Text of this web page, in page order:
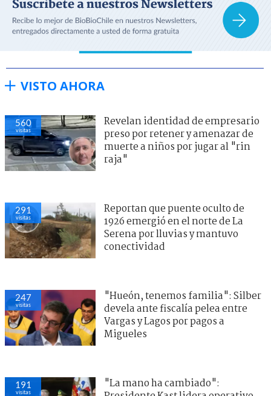
VISTO AHORA
560
visitas
Revelan identidad de empresario
preso por retener y amenazar de
muerte a niños por jugar al "rin
raja"
291
visitas
Reportan que puente oculto de
1926 emergió en el norte de La
Serena por lluvias y mantuvo
conectividad
247
visitas
"Hueón, tenemos familia": Silber
devela ante fiscalía pelea entre
Vargas y Lagos por pagos a
Migueles
191
visitas
"La mano ha cambiado":